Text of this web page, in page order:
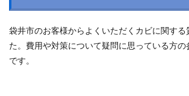
袋井市のお客様からよくいただくカビに関する
た。費用や対策について疑問に思っている方
です。